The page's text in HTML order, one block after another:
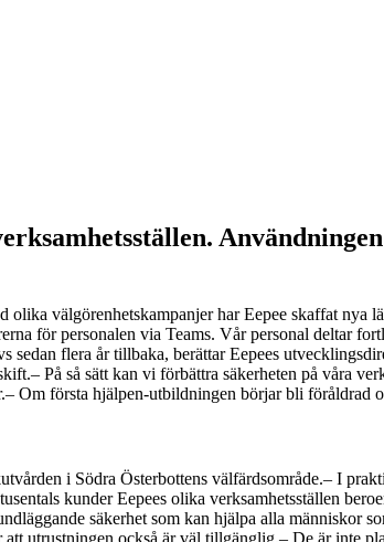
välgörenhetskampanjer har Eepee skaffat nya
för personalen via Teams. Vår personal deltar
sedan flera år tillbaka, berättar Eepees
– På så sätt kan vi förbättra säkerheten på våra
– Om första hjälpen-utbildningen börjar bli föråldrad
i Södra Österbottens välfärdsområde.– I
kunder Eepees olika verksamhetsställen
säkerhet som kan hjälpa alla människor